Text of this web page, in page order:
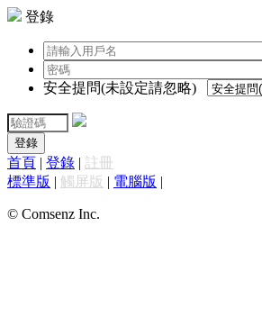
登錄
安全提問(未設定請忽略)
登錄
首頁 | 登錄 | 註冊
標準版 | 觸屏版 | 電腦版 |
© Comsenz Inc.